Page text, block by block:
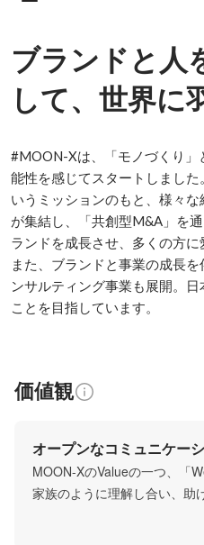
ブランドと人
して、世界に
#MOON-Xは、「モノづくり」
能性を感じてスタートしまし
いうミッションのもと、様々
が集結し、「共創型M&A」を
ランドを成長させ、多くの方に
また、ブランドと事業の成長
ンサルティング事業も展開。
価値観
オープンなコミュニケー
MOON-XのValueの一つ、「
家族のように理解し合い、助